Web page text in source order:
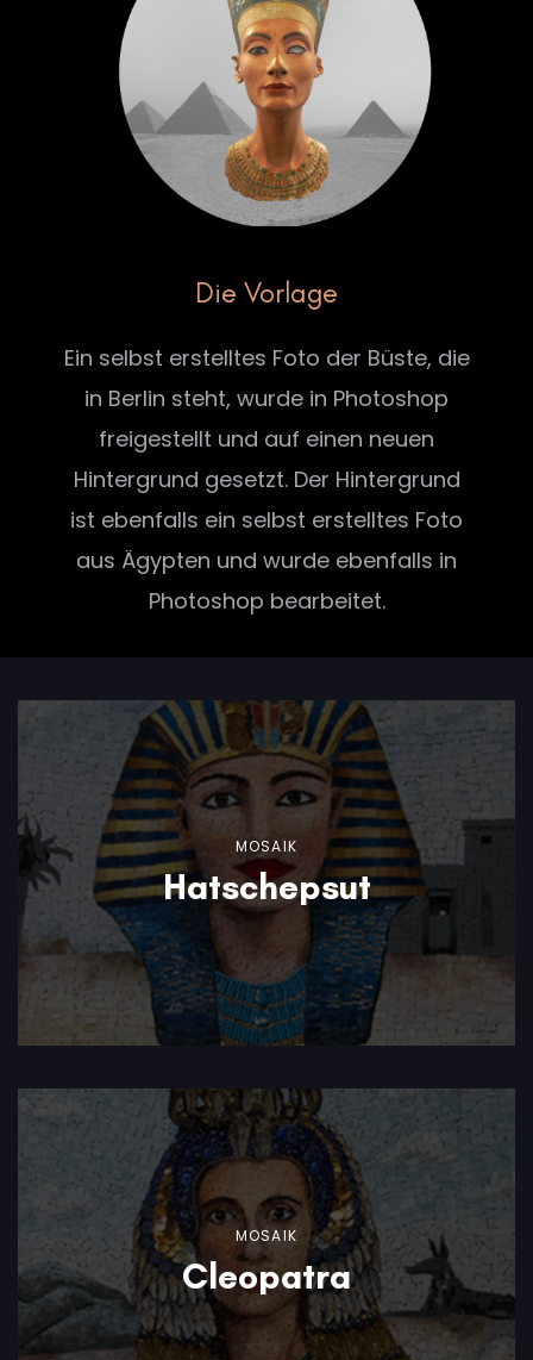
Die Vorlage
Ein selbst erstelltes Foto der Büste, die
in Berlin steht, wurde in Photoshop
freigestellt und auf einen neuen
Hintergrund gesetzt. Der Hintergrund
ist ebenfalls ein selbst erstelltes Foto
aus Ägypten und wurde ebenfalls in
Photoshop bearbeitet.
MOSAIK
Hatschepsut
MOSAIK
Cleopatra